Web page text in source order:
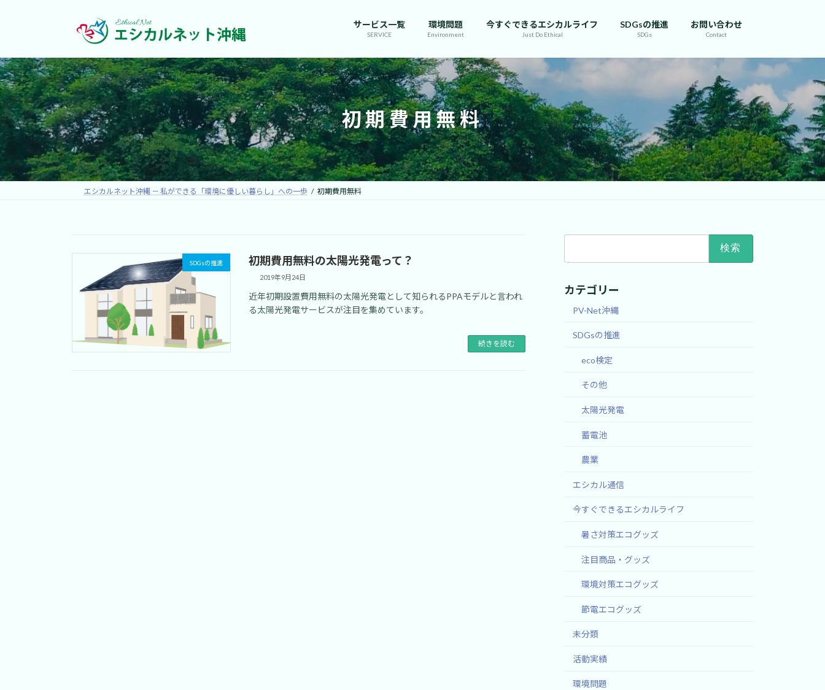
ツ
へ
ス
キ
ッ
プ
シ
ョ
ン
に
移
動
サービス一覧
SERVICE
環境問題
Environment
今すぐできるエシカルライフ
Just Do Ethical
SDGsの推進
SDGs
お問い合わせ
Contact
初期費用無料
エシカルネット沖縄 － 私ができる「環境に優しい暮らし」への一歩 初期費用無料
SDGsの推進 初期費用無料の太陽光発電って？
2019年9月24日
近年初期設置費用無料の太陽光発電として知られるPPAモデルと言われ
る太陽光発電サービスが注目を集めています。
続きを読む
カテゴリー
PV-Net沖縄
SDGsの推進
eco検定
その他
太陽光発電
蓄電池
農業
エシカル通信
今すぐできるエシカルライフ
暑さ対策エコグッズ
注目商品・グッズ
環境対策エコグッズ
節電エコグッズ
未分類
活動実績
環境問題